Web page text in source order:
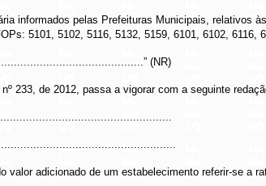
informados pelas Prefeituras Municipais, relativos
5101, 5102, 5116, 5132, 5159, 6101, 6102, 6116,
(NR)
233, de 2012, passa a vigorar com a seguinte
valor adicionado de um estabelecimento referir-se a